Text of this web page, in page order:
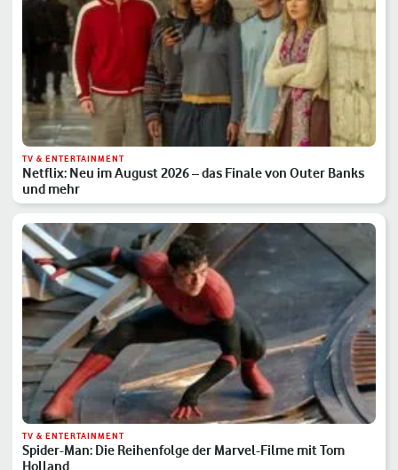
TV & ENTERTAINMENT
Netflix: Neu im August 2026 – das Finale von Outer Banks
und mehr
TV & ENTERTAINMENT
Spider-Man: Die Reihenfolge der Marvel-Filme mit Tom
Holland